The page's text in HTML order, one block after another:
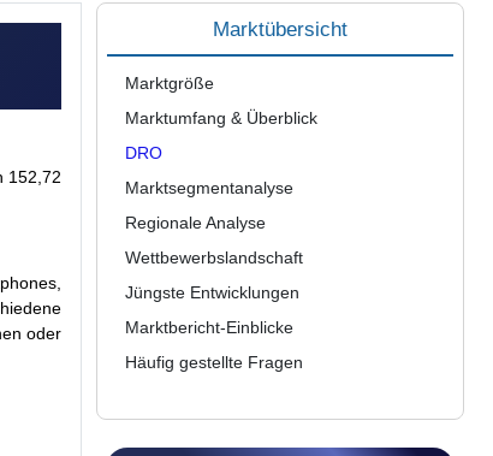
152,72
oder
Marktübersicht
Marktgröße
Marktumfang & Überblick
DRO
Marktsegmentanalyse
Regionale Analyse
Wettbewerbslandschaft
Jüngste Entwicklungen
Marktbericht-Einblicke
Häufig gestellte Fragen